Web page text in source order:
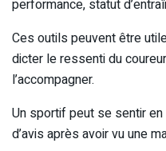
performance, statut
Ces outils peuvent être
dicter le ressenti du
l’accompagner.
Un sportif peut se sentir
d’avis après avoir vu une